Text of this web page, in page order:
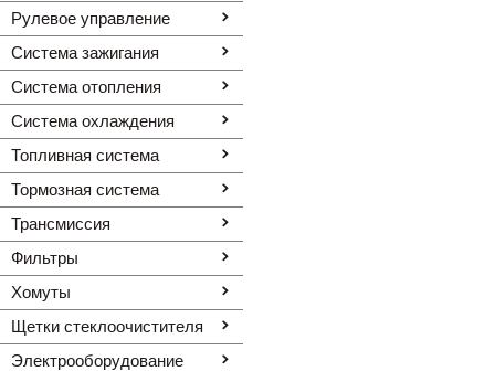
Рулевое управление
Система зажигания
Система отопления
Система охлаждения
Топливная система
Тормозная система
Трансмиссия
Фильтры
Хомуты
Щетки стеклоочистителя
Электрооборудование